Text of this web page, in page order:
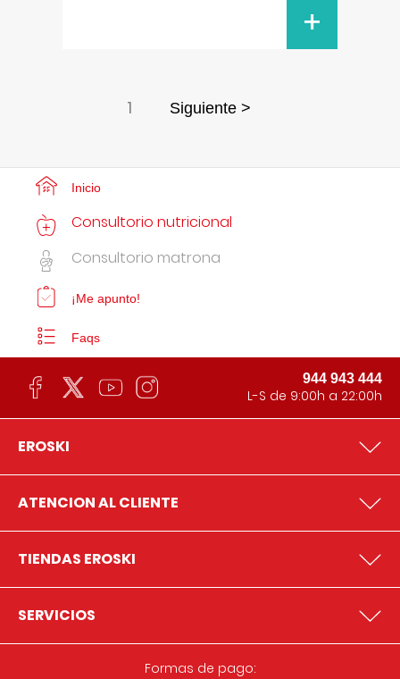
+
1 Siguiente >
Inicio
Consultorio nutricional
Consultorio matrona
¡Me apunto!
Faqs
944 943 444
L-S de 9:00h a 22:00h
EROSKI
ATENCION AL CLIENTE
TIENDAS EROSKI
SERVICIOS
Formas de pago: